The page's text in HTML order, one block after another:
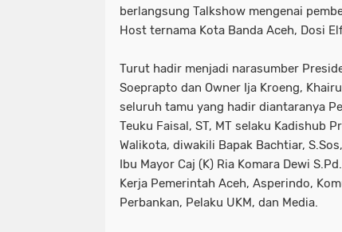
berlangsung Talkshow mengenai
Host ternama Kota Banda Aceh, Dosi
Turut hadir menjadi narasumber
Soeprapto dan Owner Ija Kroeng,
seluruh tamu yang hadir diantaranya
Teuku Faisal, ST, MT selaku Kadishub
Walikota, diwakili Bapak Bachtiar,
Ibu Mayor Caj (K) Ria Komara Dewi
Kerja Pemerintah Aceh, Asperindo,
Perbankan, Pelaku UKM, dan Media.